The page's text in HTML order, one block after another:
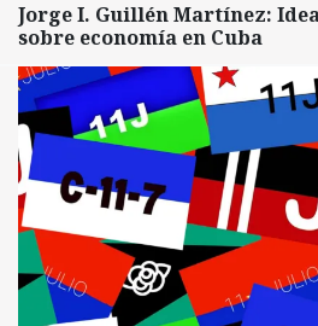
Jorge I. Guillén Martínez:
sobre economía en Cuba